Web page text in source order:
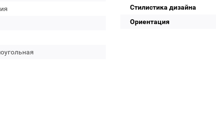
Стилистика дизайна
Ориентация